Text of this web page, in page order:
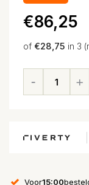
€86,25
of €28,75 in 3
Voor15:00